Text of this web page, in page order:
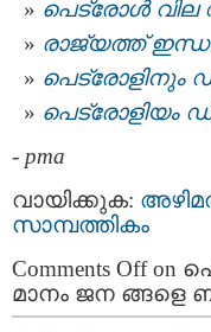
പെട്രോള്‍ വില
രാജ്യത്ത് ഇന്ധന
പെട്രോളിനും
പെട്രോളിയം
- pma
വായിക്കുക:
സാമ്പത്തികം
Comments Offon
മാനം ജന ങ്ങളെ